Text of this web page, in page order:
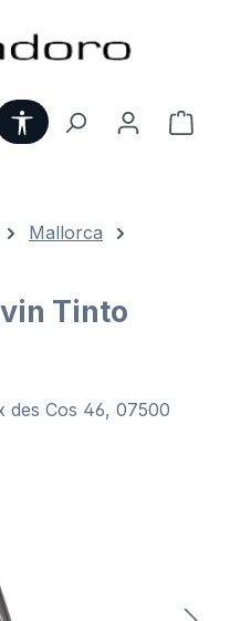
Werkzeugleiste
Mallorca
Tinto
des Cos 46, 07500